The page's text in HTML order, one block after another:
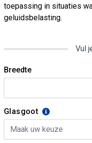
toepassing in situaties
geluidsbelasting.
Vul
Breedte
Glasgoot